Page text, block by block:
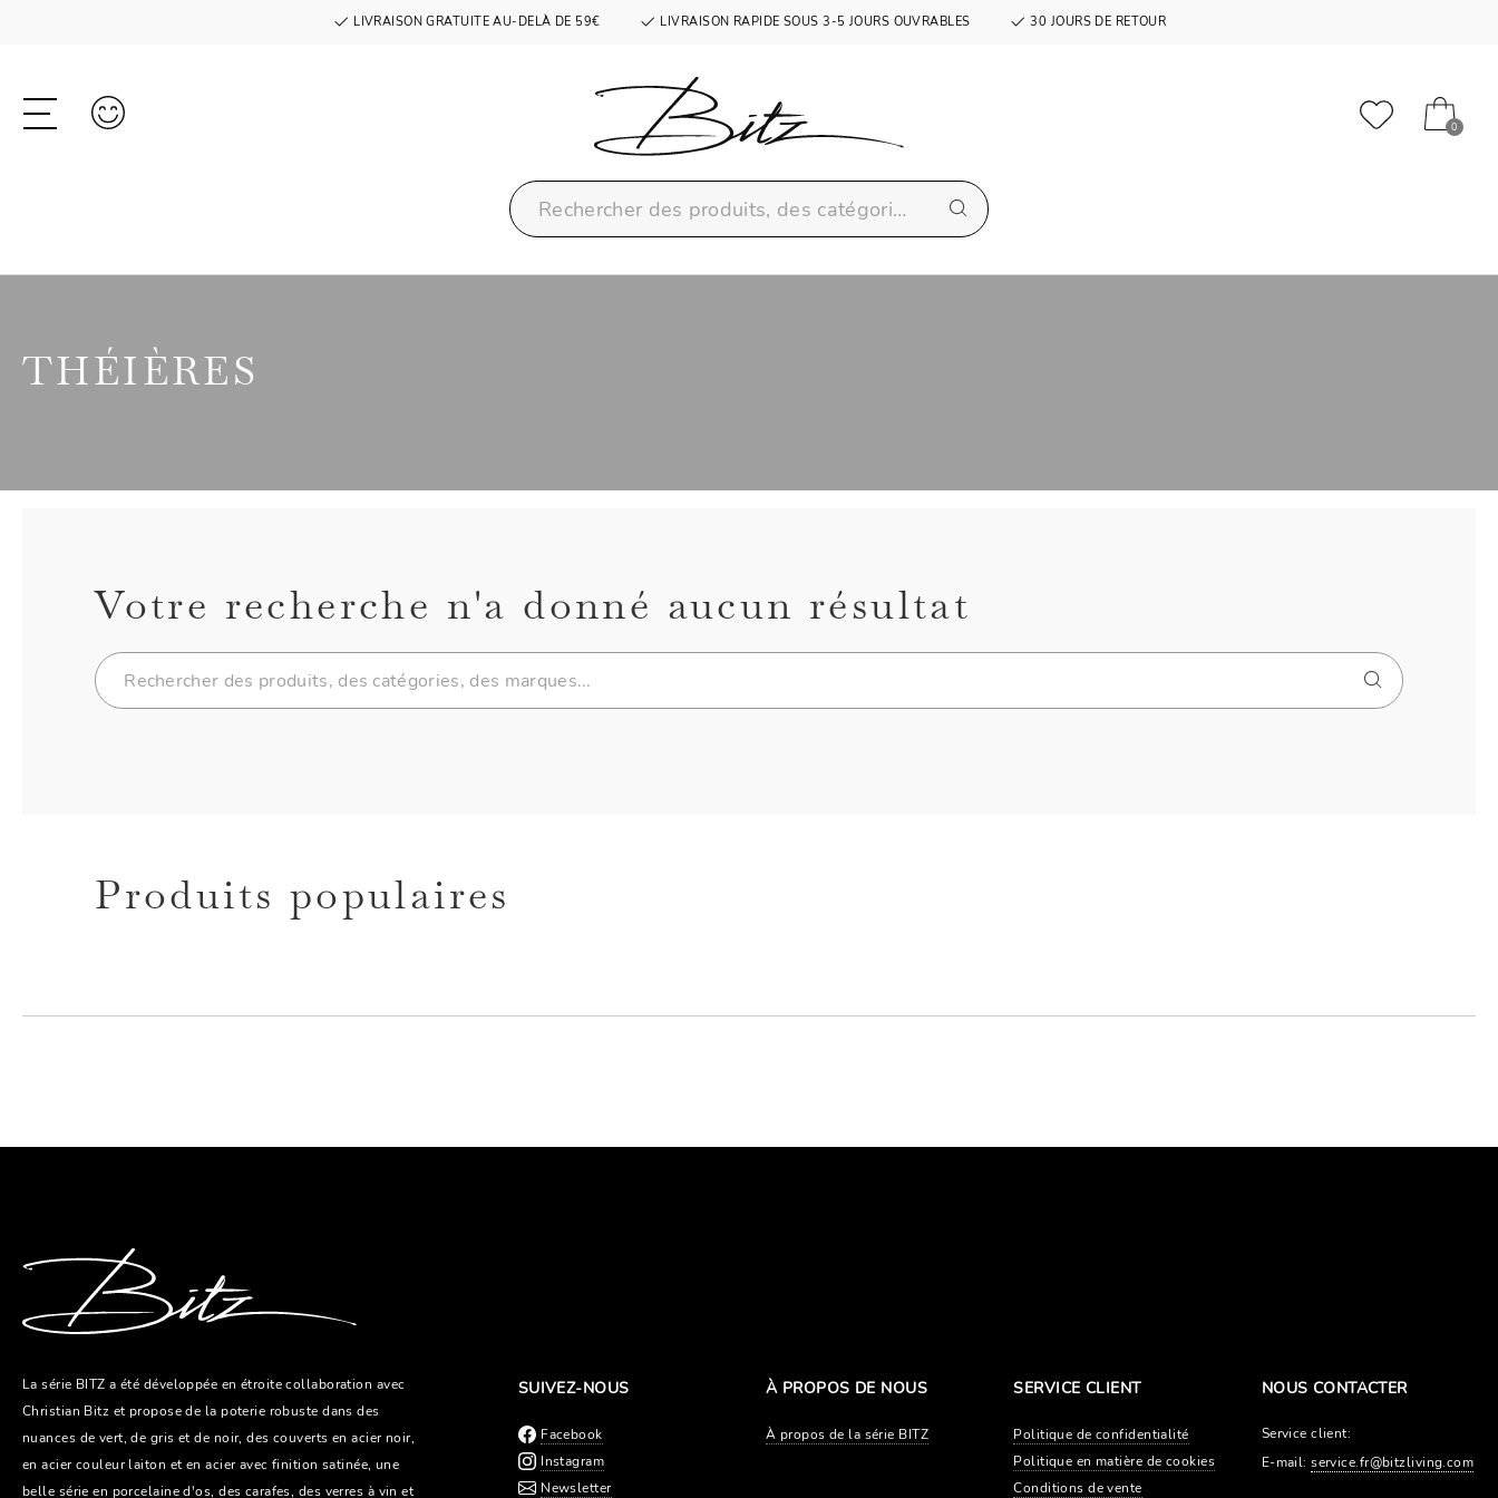
LIVRAISON GRATUITE AU-DELÀ DE 59€ LIVRAISON RAPIDE SOUS 3-5 JOURS OUVRABLES 30 JOURS DE RETOUR
0
THÉIÈRES
Votre recherche n'a donné aucun résultat
Produits populaires
La série BITZ a été développée en étroite collaboration avec
Christian Bitz et propose de la poterie robuste dans des
nuances de vert, de gris et de noir, des couverts en acier noir,
en acier couleur laiton et en acier avec finition satinée, une
belle série en porcelaine d'os, des carafes, des verres à vin et
SUIVEZ-NOUS
Facebook
Instagram
Newsletter
À PROPOS DE NOUS
À propos de la série BITZ
SERVICE CLIENT
Politique de confidentialité
Politique en matière de cookies
Conditions de vente
NOUS CONTACTER
Service client:
E-mail:service.fr@bitzliving.com